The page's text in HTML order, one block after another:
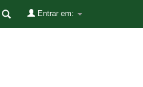
Entrar em: